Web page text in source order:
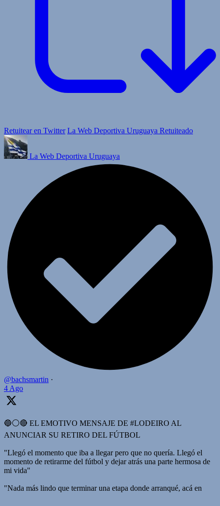
Retuitear en Twitter La Web Deportiva Uruguaya Retuiteado
La Web Deportiva Uruguaya
@bachsmartin ·
4 Ago
🔵⚪️🔴 EL EMOTIVO MENSAJE DE #LODEIRO AL
ANUNCIAR SU RETIRO DEL FÚTBOL
"Llegó el momento que iba a llegar pero que no quería. Llegó el
momento de retirarme del fútbol y dejar atrás una parte hermosa de
mi vida"
"Nada más lindo que terminar una etapa donde arranqué, acá en